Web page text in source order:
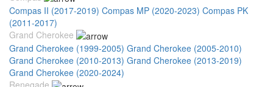
Compas II (2017-2019) Compas MP (2020-2023) Compas PK
(2011-2017)
Grand Cherokee
Grand Cherokee (1999-2005) Grand Cherokee (2005-2010)
Grand Cherokee (2010-2013) Grand Cherokee (2013-2019)
Grand Cherokee (2020-2024)